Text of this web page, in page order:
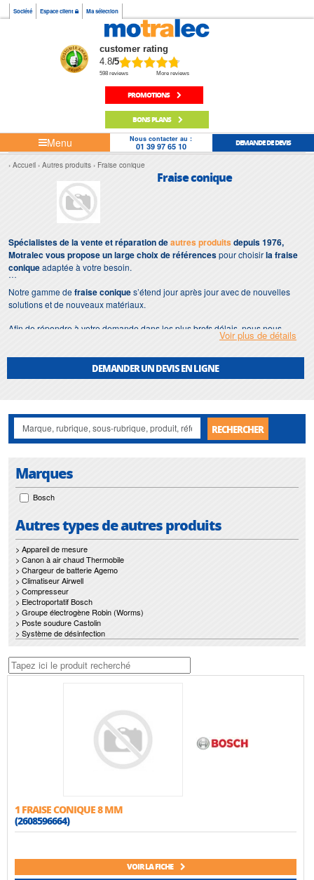
Société Espace client Ma sélection
customer rating
4.8/5
598 reviews More reviews
PROMOTIONS
BONS PLANS
Menu Nous contacter au :
01 39 97 65 10 DEMANDE DE DEVIS
Accueil Autres produits Fraise conique
Fraise conique
Spécialistes de la vente et réparation deautres produits depuis 1976,
Motralec vous propose un large choix de référencespour choisirla fraise
coniqueadaptée à votre besoin.
Notre gamme defraise coniques’étend jour après jour avec de nouvelles
solutions et de nouveaux matériaux.
Afin de répondre à votre demande dans les plus brefs délais, nous nous
fraise conique.
met également à votre disposition son service de
maintenance defraise conique.
contraintes sont un gage d'efficacité, et garantissent l'absence de perturbation
de vos installations defraise conique.
Voir plus de détails
DEMANDER UN DEVIS EN LIGNE
RECHERCHER
Marques
Bosch
Autres types de autres produits
> Appareil de mesure
> Canon à air chaud Thermobile
> Chargeur de batterie Agemo
> Climatiseur Airwell
> Compresseur
> Electroportatif Bosch
> Groupe électrogène Robin (Worms)
> Poste soudure Castolin
> Système de désinfection
1 FRAISE CONIQUE 8 MM
(2608596664)
VOIR LA FICHE